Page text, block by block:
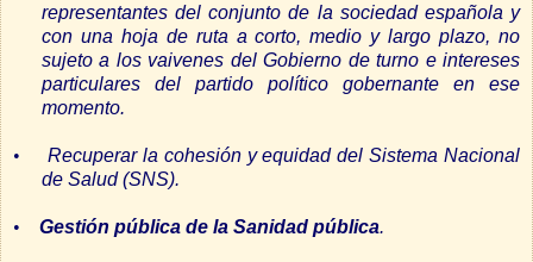
representantes del conjunto de la sociedad española y
con una hoja de ruta a corto, medio y largo plazo, no
sujeto a los vaivenes del Gobierno de turno e intereses
particulares del partido político gobernante en ese
momento.
•
Recuperar la cohesión y equidad del Sistema Nacional
de Salud (SNS).
• Gestión pública de la Sanidad pública.